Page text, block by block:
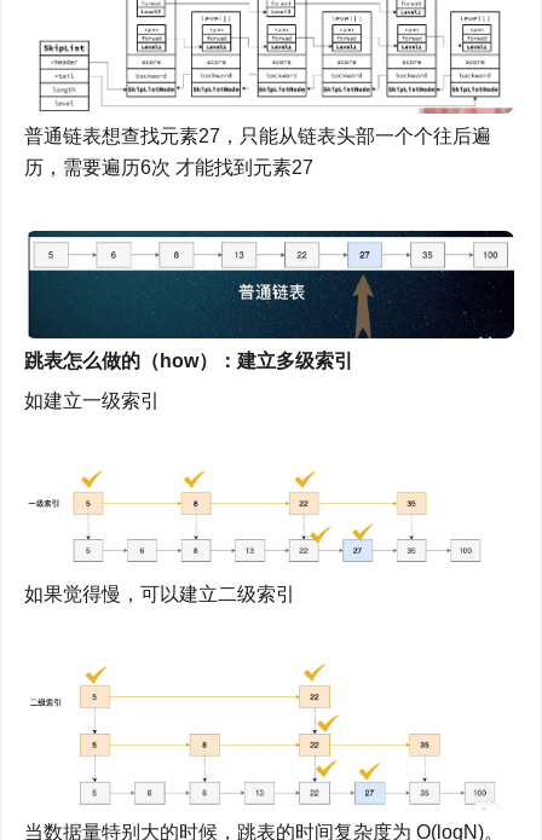
普通链表想查找元素27，只能从链表头部一个个往后遍
历，需要遍历6次 才能找到元素27
跳表怎么做的（how）：建立多级索引
如建立一级索引
如果觉得慢，可以建立二级索引
当数据量特别大的时候，跳表的时间复杂度为 O(logN)。